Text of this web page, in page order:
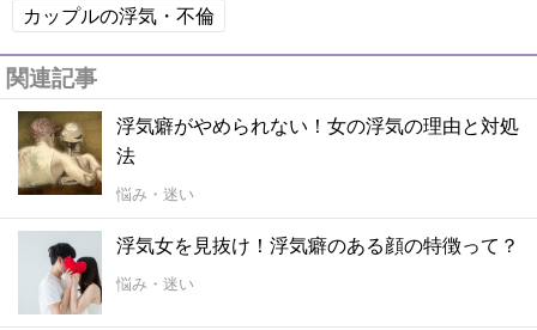
カップルの浮気・不倫
関連記事
浮気癖がやめられない！女の浮気の理由と対処
法
悩み・迷い
浮気女を見抜け！浮気癖のある顔の特徴って？
悩み・迷い